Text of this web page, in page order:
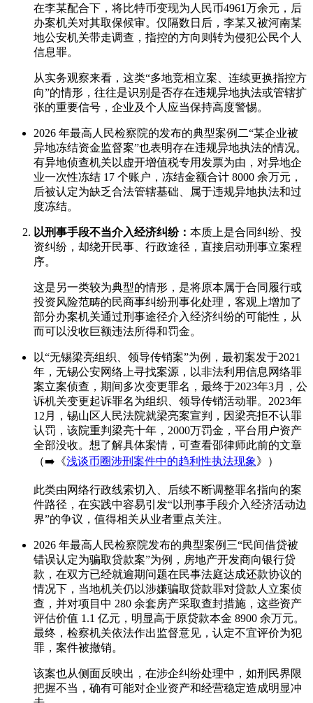
在李某配合下，将比特币变现为人民币4961万余元，后
办案机关对其取保候审。仅隔数日后，李某又被河南某
地公安机关带走调查，指控的方向则转为侵犯公民个人
信息罪。
从实务观察来看，这类“多地竞相立案、连续更换指控方
向”的情形，往往是识别是否存在违规异地执法或管辖扩
张的重要信号，企业及个人应当保持高度警惕。
2026 年最高人民检察院的发布的典型案例二“某企业被
异地冻结资金监督案”也表明存在违规异地执法的情况。
有异地侦查机关以虚开增值税专用发票为由，对异地企
业一次性冻结 17 个账户，冻结金额合计 8000 余万元，
后被认定为缺乏合法管辖基础、属于违规异地执法和过
度冻结。
以刑事手段不当介入经济纠纷： 本质上是合同纠纷、投
资纠纷，却绕开民事、行政途径，直接启动刑事立案程
序。
这是另一类较为典型的情形，是将原本属于合同履行或
投资风险范畴的民商事纠纷刑事化处理，客观上增加了
部分办案机关通过刑事途径介入经济纠纷的可能性，从
而可以没收巨额违法所得和罚金。
以“无锡梁亮组织、领导传销案”为例，最初案发于2021
年，无锡公安网络上寻找案源，以非法利用信息网络罪
案立案侦查，期间多次变更罪名，最终于2023年3月，公
诉机关变更起诉罪名为组织、领导传销活动罪。2023年
12月，锡山区人民法院就梁亮案宣判，因梁亮拒不认罪
认罚，该院重判梁亮十年，2000万罚金，平台用户资产
全部没收。想了解具体案情，可查看邵律师此前的文章
（➡️《浅谈币圈涉刑案件中的趋利性执法现象》）
此类由网络行政线索切入、后续不断调整罪名指向的案
件路径，在实践中容易引发“以刑事手段介入经济活动边
界”的争议，值得相关从业者重点关注。
2026 年最高人民检察院发布的典型案例三“民间借贷被
错误认定为骗取贷款案”为例，房地产开发商向银行贷
款，在双方已经就逾期问题在民事法庭达成还款协议的
情况下，当地机关仍以涉嫌骗取贷款罪对贷款人立案侦
查，并对项目中 280 余套房产采取查封措施，这些资产
评估价值 1.1 亿元，明显高于原贷款本金 8900 余万元。
最终，检察机关依法作出监督意见，认定不宜评价为犯
罪，案件被撤销。
该案也从侧面反映出，在涉企纠纷处理中，如刑民界限
把握不当，确有可能对企业资产和经营稳定造成明显冲